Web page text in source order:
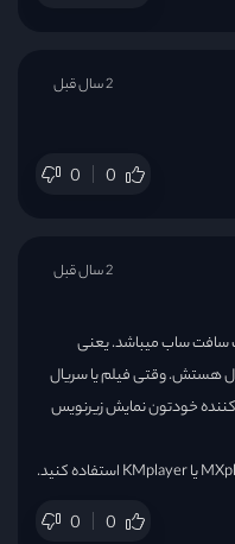
0 0
2 سال قبل
سافت ساب میباشد. یعنی
هستش. وقتی فیلم یا سریال
خودتون نمایش زیرنویس
0 0
2 سال قبل